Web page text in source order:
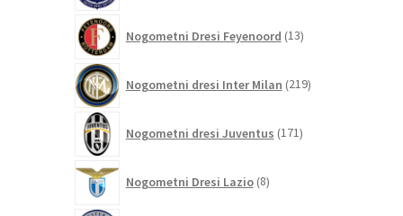
Nogometni Dresi Feyenoord 13izdelkov
Nogometni dresi Inter Milan 219izdelkov
Nogometni dresi Juventus 171izdelkov
Nogometni Dresi Lazio 8izdelkov